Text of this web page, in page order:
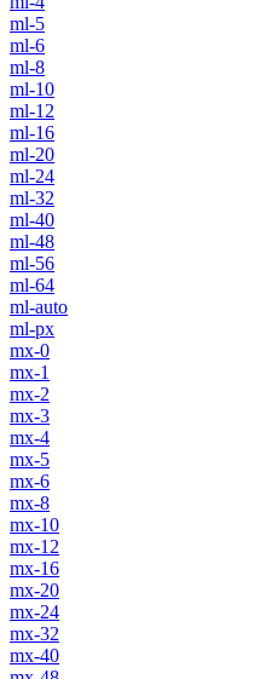
ml-5
ml-6
ml-8
ml-10
ml-12
ml-16
ml-20
ml-24
ml-32
ml-40
ml-48
ml-56
ml-64
ml-auto
ml-px
mx-0
mx-1
mx-2
mx-3
mx-4
mx-5
mx-6
mx-8
mx-10
mx-12
mx-16
mx-20
mx-24
mx-32
mx-40